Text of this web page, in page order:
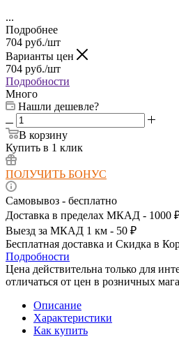
...
Подробнее
704 руб./шт
Варианты цен
704 руб./шт
Подробности
Много
Нашли дешевле?
В корзину
Купить в 1 клик
ПОЛУЧИТЬ БОНУС
Самовывоз - бесплатно
Доставка в пределах МКАД - 1000
Выезд за МКАД 1 км - 50 ₽
Бесплатная доставка и Скидка в
Подробности
Цена действительна только для
отличаться от цен в розничных
Описание
Характеристики
Как купить